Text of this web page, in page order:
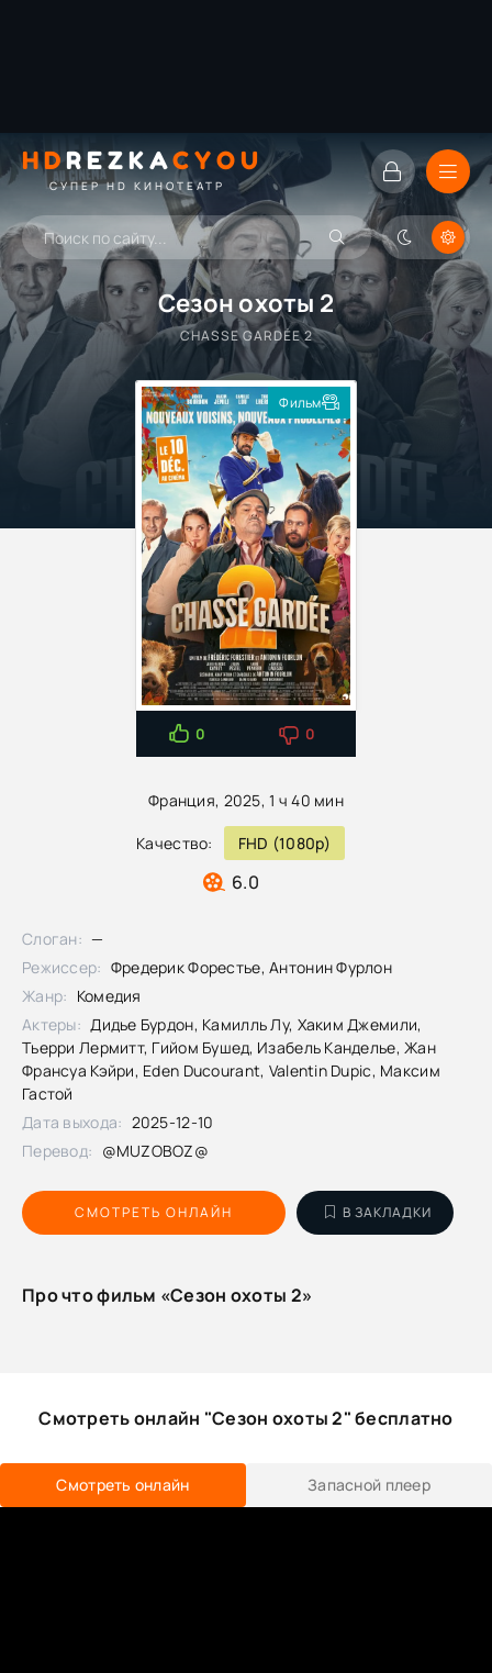
HDREZKACYOU
СУПЕР HD КИНОТЕАТР
Сезон охоты 2
CHASSE GARDÉE 2
Франция, 2025, 1 ч 40 мин
Качество: FHD (1080p)
6.0
Фильм
0 0
СМОТРЕТЬ ОНЛАЙН В ЗАКЛАДКИ
Слоган: —
Режиссер: Фредерик Форестье, Антонин Фурлон
Жанр: Комедия
Актеры: Дидье Бурдон, Камилль Лу, Хаким Джемили,
Тьерри Лермитт, Гийом Бушед, Изабель Канделье, Жан
Франсуа Кэйри, Eden Ducourant, Valentin Dupic, Максим
Гастой
Дата выхода: 2025-12-10
Перевод: @MUZOBOZ@
Про что фильм «Сезон охоты 2»
Смотреть онлайн "Сезон охоты 2" бесплатно
Смотреть онлайн Запасной плеер